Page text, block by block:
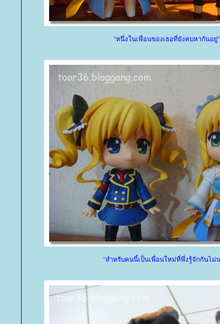
"หนึ่งในเพื่อนของเธอที่ยังคบหากันอยู่"
"สำหรับคนนี้เป็นเพื่อนใหม่ที่พึ่งรู้จักกันไม่